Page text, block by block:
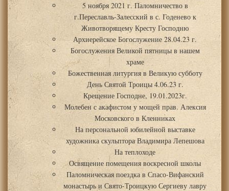
5 ноября 2021 г. Паломничество в
г.Переславль-Залесский в с. Годенево к
Животворящему Кресту Господню
Архиерейское Богослужение 28.04.23 г.
Богослужения Великой пятницы в нашем
храме
Божественная литургия в Великую субботу
День Святой Троицы 4.06.23 г.
Крещение Господне, 19.01.2023г.
Молебен с акафистом у мощей прав. Алексия
Московского в Кленниках
На персональной юбилейной выставке
художника скульптора Владимира Лепешова
На теплоходе
Освящение помещения воскресной школы
Паломническая поездка в Спасо-Вифанский
монастырь и Свято-Троицкую Сергиеву лавру